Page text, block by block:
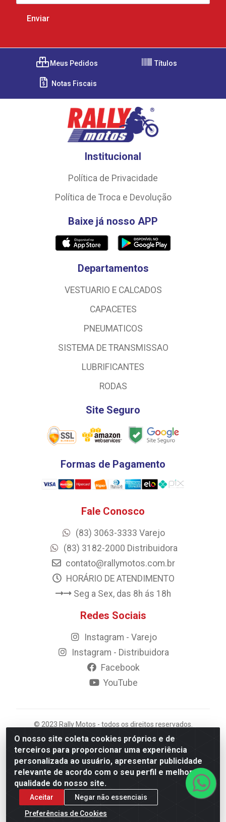
O nosso site coleta cookies próprios e de
terceiros para proporcionar uma experiência
personalizada ao usuário, apresentar publicidade
relevante de acordo com o seu perfil e melhorar a
qualidade do nosso site.
Aceitar
Negar não essenciais
Preferências de Cookies
Meus Pedidos Títulos
Notas Fiscais
Institucional
Política de Privacidade
Política de Troca e Devolução
Baixe já nosso APP
Departamentos
VESTUARIO E CALCADOS
CAPACETES
PNEUMATICOS
SISTEMA DE TRANSMISSAO
LUBRIFICANTES
RODAS
Site Seguro
Formas de Pagamento
Fale Conosco
(83) 3063-3333 Varejo
(83) 3182-2000 Distribuidora
contato@rallymotos.com.br
HORÁRIO DE ATENDIMENTO
Seg a Sex, das 8h ás 18h
Redes Sociais
Instagram - Varejo
Instagram - Distribuidora
Facebook
YouTube
© 2023 Rally Motos - todos os direitos reservados.
Razão Social: Rally motos distribuidora, importadora e
transportadora de peças LTDA - CNPJ 09.262.859/0001-
43 - Rua Vigário Calixto 2900 - Catolé, Campina
Grande/PB